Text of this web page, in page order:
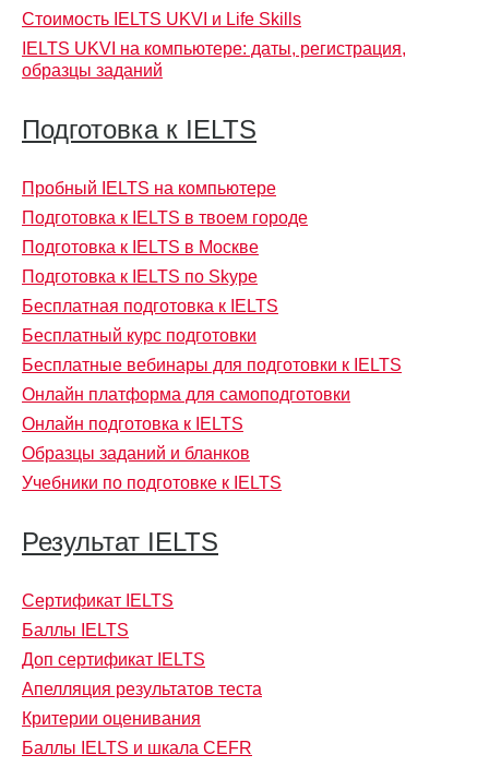
Стоимость IELTS UKVI и Life Skills
IELTS UKVI на компьютере: даты, регистрация,
образцы заданий
Подготовка к IELTS
Пробный IELTS на компьютере
Подготовка к IELTS в твоем городе
Подготовка к IELTS в Москве
Подготовка к IELTS по Skype
Бесплатная подготовка к IELTS
Бесплатный курс подготовки
Бесплатные вебинары для подготовки к IELTS
Онлайн платформа для самоподготовки
Онлайн подготовка к IELTS
Образцы заданий и бланков
Учебники по подготовке к IELTS
Результат IELTS
Сертификат IELTS
Баллы IELTS
Доп сертификат IELTS
Апелляция результатов теста
Критерии оценивания
Баллы IELTS и шкала CEFR